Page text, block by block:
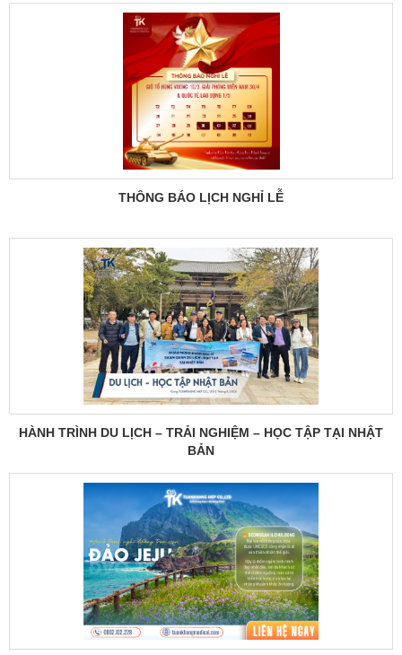
THÔNG BÁO LỊCH NGHỈ LỄ
HÀNH TRÌNH DU LỊCH – TRẢI NGHIỆM – HỌC TẬP TẠI NHẬT
BẢN